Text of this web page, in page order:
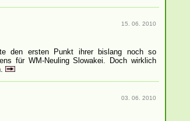
15. 06. 2010
den ersten Punkt ihrer bislang noch so
für WM-Neuling Slowakei. Doch wirklich
03. 06. 2010